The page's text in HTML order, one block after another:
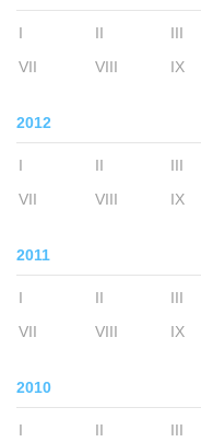
I II III
VII
VIII IX
2012
I II III
VII
VIII IX
2011
I II III
VII
VIII IX
2010
I II III